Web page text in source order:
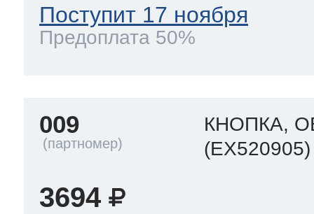
Поступит 17 ноября
Предоплата 50%
009
КНОПКА,
(EX520905)
3694